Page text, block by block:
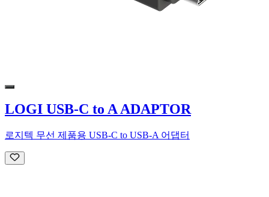
LOGI USB-C to A ADAPTOR
로지텍 무선 제품용 USB-C to USB-A 어댑터